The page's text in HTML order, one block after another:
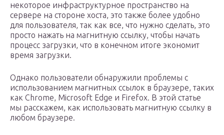
некоторое инфраструктурное пространство на
сервере на стороне хоста, это также более удобно
для пользователя, так как все, что нужно сделать, это
просто нажать на магнитную ссылку, чтобы начать
процесс загрузки, что в конечном итоге экономит
время загрузки.
Однако пользователи обнаружили проблемы с
использованием магнитных ссылок в браузере, таких
как Chrome, Microsoft Edge и Firefox. В этой статье
мы расскажем, как использовать магнитную ссылку в
любом браузере.